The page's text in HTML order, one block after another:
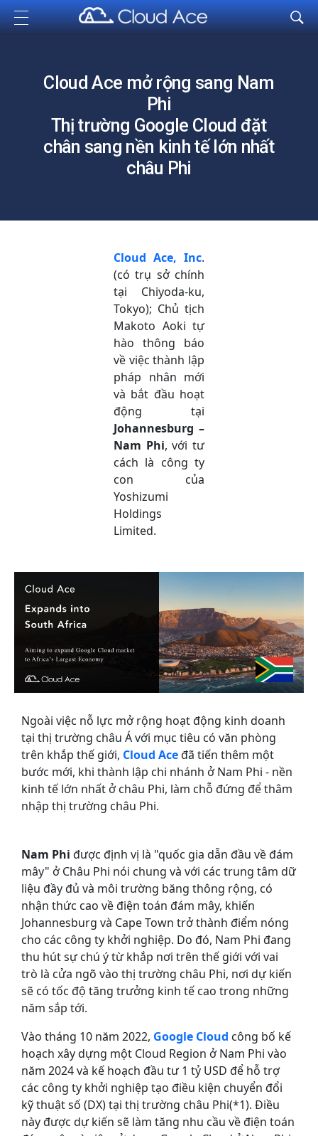
Cloud Ace
Nhà cung cấp giải pháp trên GCP cho doanh nghiệp
Cloud Ace mở rộng sang Nam
Phi
Thị trường Google Cloud đặt
chân sang nền kinh tế lớn nhất
châu Phi
Cloud Ace, Inc.
(có trụ sở chính
tại Chiyoda-ku,
Tokyo); Chủ tịch
Makoto Aoki tự
hào thông báo
về việc thành lập
pháp nhân mới
và bắt đầu hoạt
động tại
Johannesburg –
Nam Phi, với tư
cách là công ty
con của
Yoshizumi
Holdings
Limited.
Ngoài việc nỗ lực mở rộng hoạt động kinh doanh
tại thị trường châu Á với mục tiêu có văn phòng
trên khắp thế giới, Cloud Aceđã tiến thêm một
bước mới, khi thành lập chi nhánh ở Nam Phi - nền
kinh tế lớn nhất ở châu Phi, làm chỗ đứng để thâm
nhập thị trường châu Phi.
Nam Phi được định vị là "quốc gia dẫn đầu về đám
mây" ở Châu Phi nói chung và với các trung tâm dữ
liệu đầy đủ và môi trường băng thông rộng, có
nhận thức cao về điện toán đám mây, khiến
Johannesburg và Cape Town trở thành điểm nóng
cho các công ty khởi nghiệp. Do đó, Nam Phi đang
thu hút sự chú ý từ khắp nơi trên thế giới với vai
trò là cửa ngõ vào thị trường châu Phi, nơi dự kiến ​​
sẽ có tốc độ tăng trưởng kinh tế cao trong những
năm sắp tới.
Vào tháng 10 năm 2022, Google Cloud công bố kế
hoạch xây dựng một Cloud Region ở Nam Phi vào
năm 2024 và kế hoạch đầu tư 1 tỷ USD để hỗ trợ
các công ty khởi nghiệp tạo điều kiện chuyển đổi
kỹ thuật số (DX) tại thị trường châu Phi(*1). Điều
này được dự kiến ​​sẽ làm tăng nhu cầu về điện toán